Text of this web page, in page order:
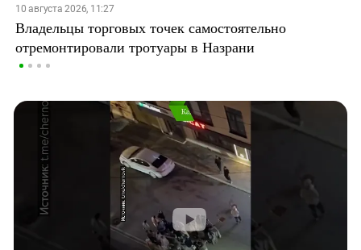
10 августа 2026, 11:27
Владельцы торговых точек самостоятельно
отремонтировали тротуары в Назрани